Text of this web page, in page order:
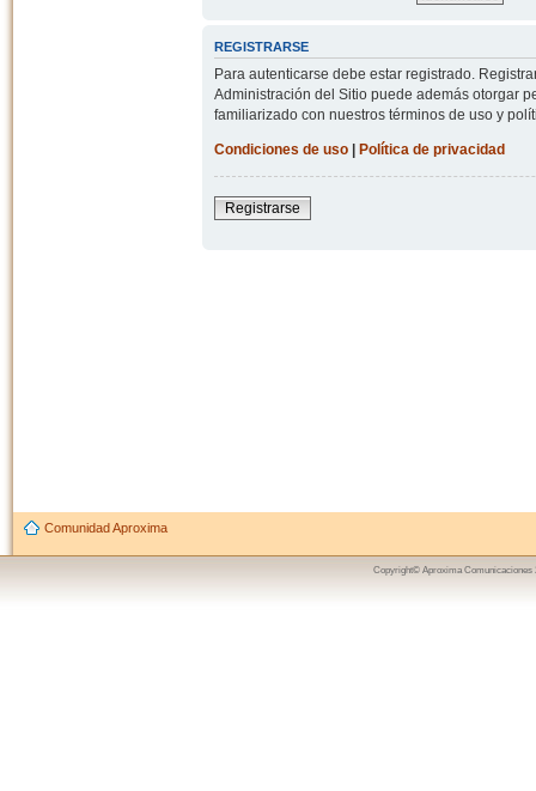
REGISTRARSE
Para autenticarse debe estar registrado.
Administración del Sitio puede además otorgar
familiarizado con nuestros términos de uso y
Condiciones de uso| Política de privacidad
Registrarse
Comunidad Aproxima
Copyright© Aproxima Comunicaciones